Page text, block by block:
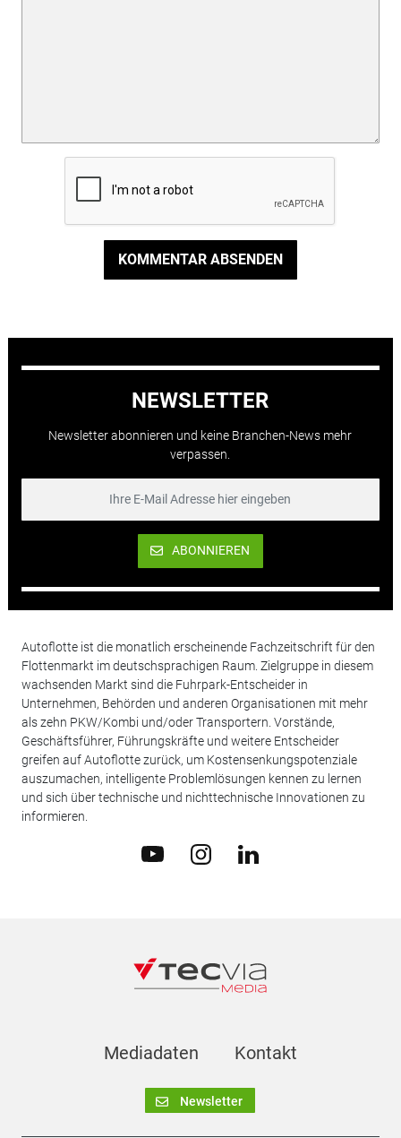
KOMMENTAR ABSENDEN
NEWSLETTER
Newsletter abonnieren und keine Branchen-News mehr
verpassen.
ABONNIEREN
Autoflotte ist die monatlich erscheinende Fachzeitschrift für den
Flottenmarkt im deutschsprachigen Raum. Zielgruppe in diesem
wachsenden Markt sind die Fuhrpark-Entscheider in
Unternehmen, Behörden und anderen Organisationen mit mehr
als zehn PKW/Kombi und/oder Transportern. Vorstände,
Geschäftsführer, Führungskräfte und weitere Entscheider
greifen auf Autoflotte zurück, um Kostensenkungspotenziale
auszumachen, intelligente Problemlösungen kennen zu lernen
und sich über technische und nichttechnische Innovationen zu
informieren.
Mediadaten Kontakt
Newsletter